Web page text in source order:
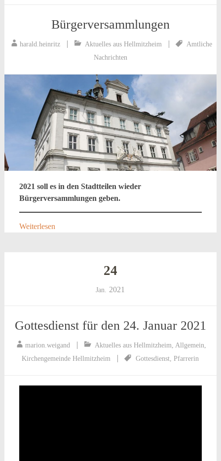
Bürgerversammlungen
harald.heinritz Aktuelles aus Hellmitzheim
Amtliche
Nachrichten
2021 soll es in den Stadtteilen wieder
Bürgerversammlungen geben.
Weiterlesen
24
Jan. 2021
Gottesdienst für den 24. Januar 2021
marion.weigand Aktuelles aus Hellmitzheim Allgemein
Kirchengemeinde Hellmitzheim
Gottesdienst ,Pfarrerin